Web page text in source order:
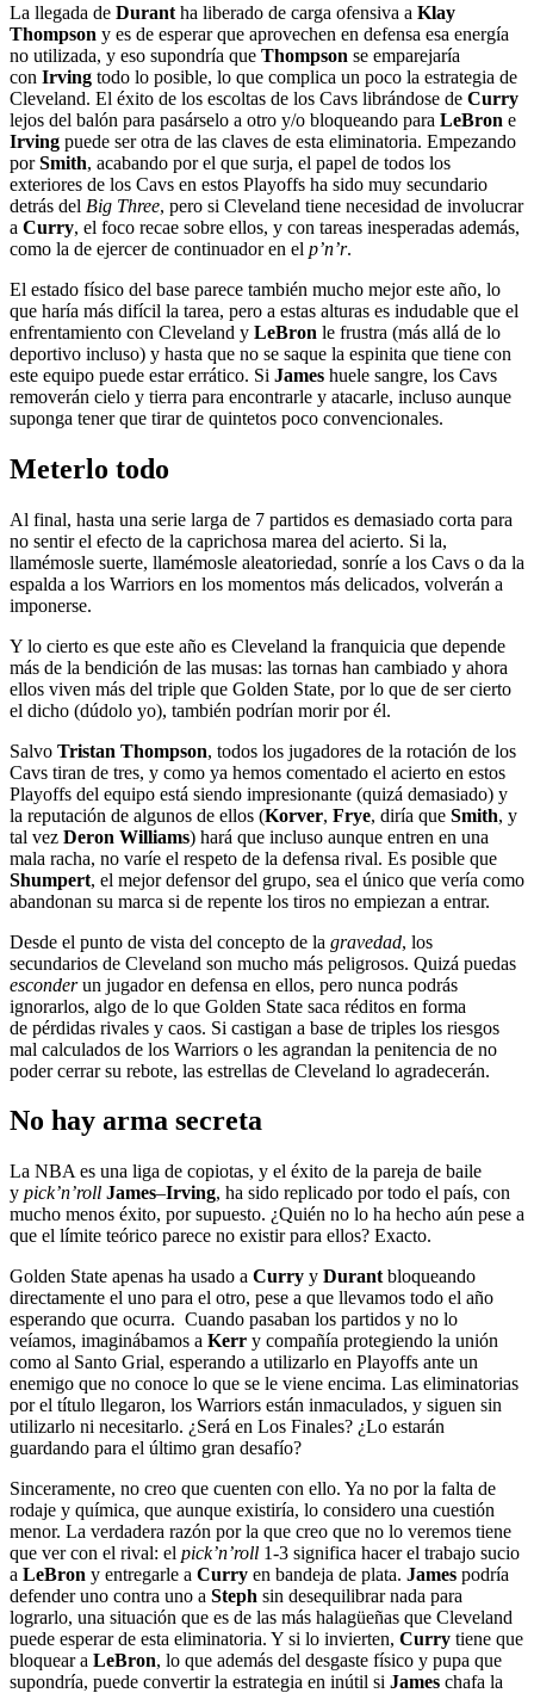
La llegada de Durant ha liberado de carga ofensiva a Klay
Thompson y es de esperar que aprovechen en defensa esa energía
no utilizada, y eso supondría que Thompson se emparejaría
con Irving todo lo posible, lo que complica un poco la estrategia de
Cleveland. El éxito de los escoltas de los Cavs librándose de Curry
lejos del balón para pasárselo a otro y/o bloqueando para LeBron e
Irving puede ser otra de las claves de esta eliminatoria. Empezando
porSmith, acabando por el que surja, el papel de todos los
exteriores de los Cavs en estos Playoffs ha sido muy secundario
detrás del Big Three, pero si Cleveland tiene necesidad de involucrar
a Curry, el foco recae sobre ellos, y con tareas inesperadas además,
como la de ejercer de continuador en el p’n’r.
El estado físico del base parece también mucho mejor este año, lo
que haría más difícil la tarea, pero a estas alturas es indudable que el
enfrentamiento con Cleveland y LeBron le frustra (más allá de lo
deportivo incluso) y hasta que no se saque la espinita que tiene con
este equipo puede estar errático. Si James huele sangre, los Cavs
removerán cielo y tierra para encontrarle y atacarle, incluso aunque
suponga tener que tirar de quintetos poco convencionales.
Meterlo todo
Al final, hasta una serie larga de 7 partidos es demasiado corta para
no sentir el efecto de la caprichosa marea del acierto. Si la,
llamémosle suerte, llamémosle aleatoriedad, sonríe a los Cavs o da la
espalda a los Warriors en los momentos más delicados, volverán a
imponerse.
Y lo cierto es que este año es Cleveland la franquicia que depende
más de la bendición de las musas: las tornas han cambiado y ahora
ellos viven más del triple que Golden State, por lo que de ser cierto
el dicho (dúdolo yo), también podrían morir por él.
Salvo Tristan Thompson, todos los jugadores de la rotación de los
Cavs tiran de tres, y como ya hemos comentado el acierto en estos
Playoffs del equipo está siendo impresionante (quizá demasiado) y
la reputación de algunos de ellos (Korver, Frye, diría que Smith, y
tal vez Deron Williams) hará que incluso aunque entren en una
mala racha, no varíe el respeto de la defensa rival. Es posible que
Shumpert, el mejor defensor del grupo, sea el único que vería como
abandonan su marca si de repente los tiros no empiezan a entrar.
Desde el punto de vista del concepto de la gravedad, los
secundarios de Cleveland son mucho más peligrosos. Quizá puedas
esconderun jugador en defensa en ellos, pero nunca podrás
ignorarlos, algo de lo que Golden State saca réditos en forma
de pérdidas rivales y caos. Si castigan a base de triples los riesgos
mal calculados de los Warriors o les agrandan la penitencia de no
poder cerrar su rebote, las estrellas de Cleveland lo agradecerán.
No hay arma secreta
La NBA es una liga de copiotas, y el éxito de la pareja de baile
y pick’n’roll James–Irving, ha sido replicado por todo el país, con
mucho menos éxito, por supuesto. ¿Quién no lo ha hecho aún pese a
que el límite teórico parece no existir para ellos? Exacto.
Golden State apenas ha usado a Curry y Durant bloqueando
directamente el uno para el otro, pese a que llevamos todo el año
esperando que ocurra. Cuando pasaban los partidos y no lo
veíamos, imaginábamos a Kerr y compañía protegiendo la unión
como al Santo Grial, esperando a utilizarlo en Playoffs ante un
enemigo que no conoce lo que se le viene encima. Las eliminatorias
por el título llegaron, los Warriors están inmaculados, y siguen sin
utilizarlo ni necesitarlo. ¿Será en Los Finales? ¿Lo estarán
guardando para el último gran desafío?
Sinceramente, no creo que cuenten con ello. Ya no por la falta de
rodaje y química, que aunque existiría, lo considero una cuestión
menor. La verdadera razón por la que creo que no lo veremos tiene
que ver con el rival: el pick’n’roll 1-3 significa hacer el trabajo sucio
a LeBron y entregarle a Curry en bandeja de plata. James podría
defender uno contra uno a Steph sin desequilibrar nada para
lograrlo, una situación que es de las más halagüeñas que Cleveland
puede esperar de esta eliminatoria. Y si lo invierten, Curry tiene que
bloquear a LeBron, lo que además del desgaste físico y pupa que
supondría, puede convertir la estrategia en inútil si James chafa la